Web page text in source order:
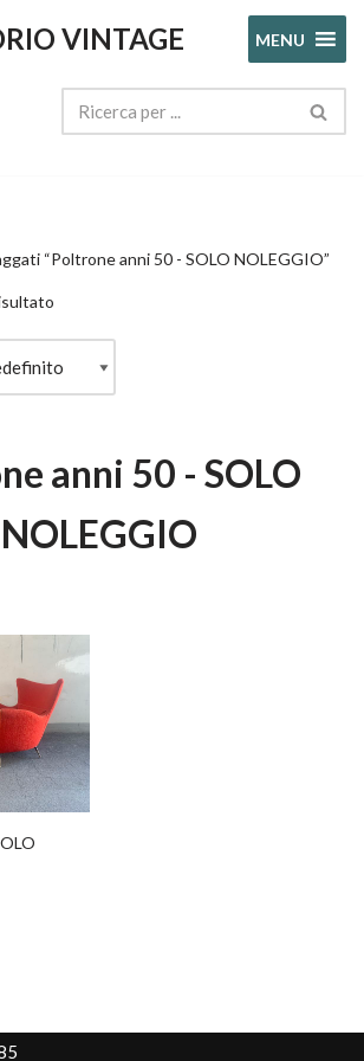
VINTAGE MENU
“Poltrone anni 50 - SOLO NOLEGGIO”
anni 50 - SOLO
NOLEGGIO